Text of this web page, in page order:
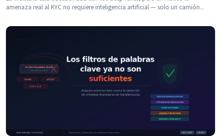
amenaza real al KYC no requiere inteligencia artificial — solo un camión...